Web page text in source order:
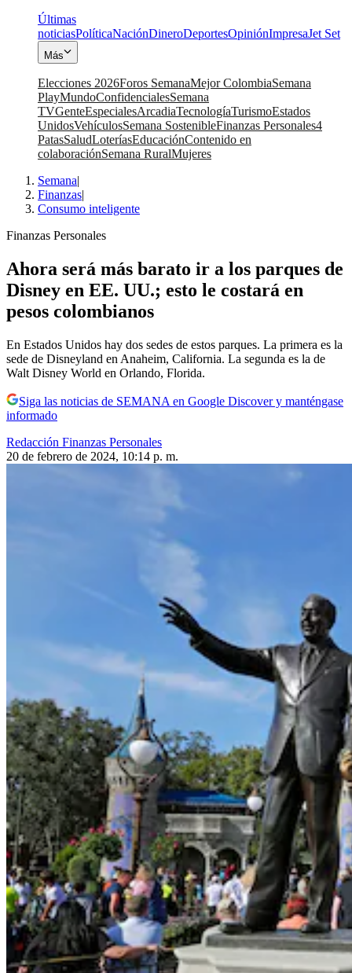
Últimas
noticiasPolíticaNaciónDineroDeportesOpiniónImpresaJet Set
Más
Elecciones 2026Foros SemanaMejor ColombiaSemana
PlayMundoConfidencialesSemana
TVGenteEspecialesArcadiaTecnologíaTurismoEstados
UnidosVehículosSemana SostenibleFinanzas Personales4
PatasSaludLoteríasEducaciónContenido en
colaboraciónSemana RuralMujeres
Semana|
Finanzas|
Consumo inteligente
Finanzas Personales
Ahora será más barato ir a los parques de
Disney en EE. UU.; esto le costará en
pesos colombianos
En Estados Unidos hay dos sedes de estos parques. La primera es la
sede de Disneyland en Anaheim, California. La segunda es la de
Walt Disney World en Orlando, Florida.
Siga las noticias de SEMANA en Google Discover y manténgase
informado
Redacción Finanzas Personales
20 de febrero de 2024, 10:14 p. m.